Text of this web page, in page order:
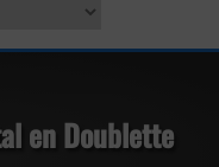
en Doublette